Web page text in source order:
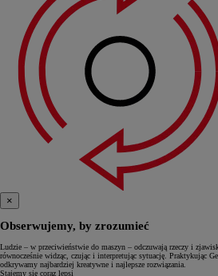
×
Obserwujemy, by zrozumieć
Ludzie – w przeciwieństwie do maszyn – odczuwają rzeczy i
równocześnie widząc, czując i interpretując sytuację. Praktykując
odkrywamy najbardziej kreatywne i najlepsze rozwiązania.
Stajemy się coraz lepsi